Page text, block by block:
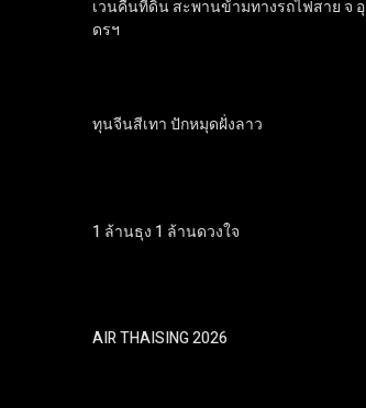
เวนคืนที่ดิน สะพานข้ามทางรถไฟสาย จ อุ
ดรฯ
ทุนจีนสีเทา ปักหมุดฝั่งลาว
1 ล้านธุง 1 ล้านดวงใจ
AIR THAISING 2026